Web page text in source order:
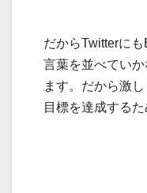
だからTwitterに
言葉を並べてい
ます。だから激
目標を達成する